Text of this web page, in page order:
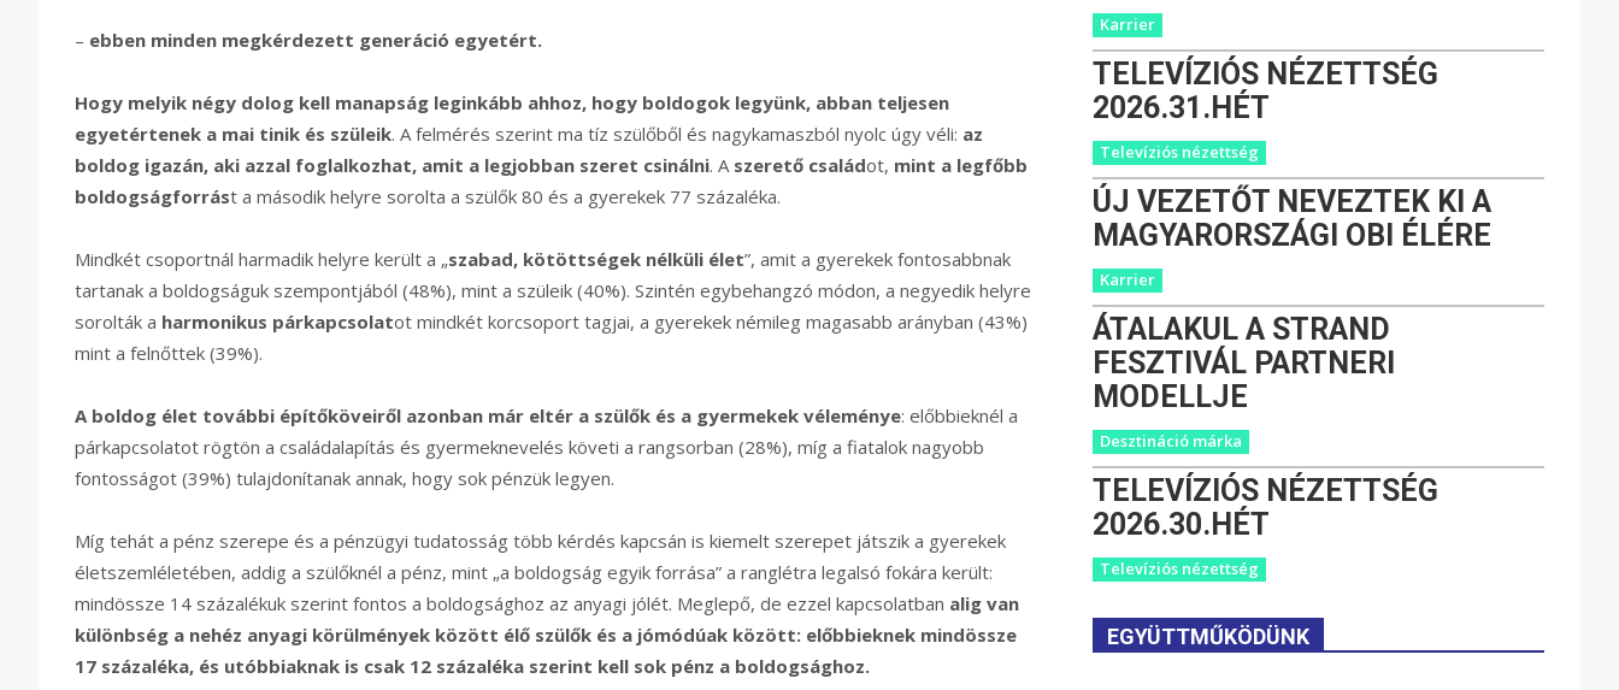
– ebben minden megkérdezett generáció egyetért.
Hogy melyik négy dolog kell manapság leginkább ahhoz, hogy boldogok legyünk, abban teljesen
egyetértenek a mai tinik és szüleik. A felmérés szerint ma tíz szülőből és nagykamaszból nyolc úgy véli: az
boldog igazán, aki azzal foglalkozhat, amit a legjobban szeret csinálni. A szerető családot, mint a legfőbb
boldogságforrást a második helyre sorolta a szülők 80 és a gyerekek 77 százaléka.
Mindkét csoportnál harmadik helyre került a „szabad, kötöttségek nélküli élet”, amit a gyerekek fontosabbnak
tartanak a boldogságuk szempontjából (48%), mint a szüleik (40%). Szintén egybehangzó módon, a negyedik helyre
sorolták a harmonikus párkapcsolatot mindkét korcsoport tagjai, a gyerekek némileg magasabb arányban (43%)
mint a felnőttek (39%).
A boldog élet további építőköveiről azonban már eltér a szülők és a gyermekek véleménye: előbbieknél a
párkapcsolatot rögtön a családalapítás és gyermeknevelés követi a rangsorban (28%), míg a fiatalok nagyobb
fontosságot (39%) tulajdonítanak annak, hogy sok pénzük legyen.
Míg tehát a pénz szerepe és a pénzügyi tudatosság több kérdés kapcsán is kiemelt szerepet játszik a gyerekek
életszemléletében, addig a szülőknél a pénz, mint „a boldogság egyik forrása” a ranglétra legalsó fokára került:
mindössze 14 százalékuk szerint fontos a boldogsághoz az anyagi jólét. Meglepő, de ezzel kapcsolatban alig van
különbség a nehéz anyagi körülmények között élő szülők és a jómódúak között: előbbieknek mindössze
17 százaléka, és utóbbiaknak is csak 12 százaléka szerint kell sok pénz a boldogsághoz.
Karrier
TELEVÍZIÓS NÉZETTSÉG
2026.31.HÉT
Televíziós nézettség
ÚJ VEZETŐT NEVEZTEK KI A
MAGYARORSZÁGI OBI ÉLÉRE
Karrier
ÁTALAKUL A STRAND
FESZTIVÁL PARTNERI
MODELLJE
Desztináció márka
TELEVÍZIÓS NÉZETTSÉG
2026.30.HÉT
Televíziós nézettség
EGYÜTTMŰKÖDÜNK